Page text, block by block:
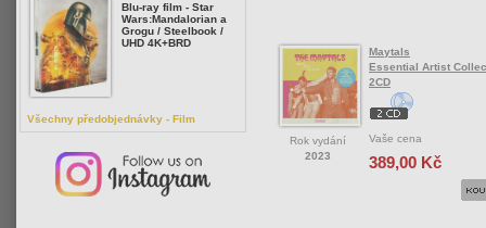
Rok vydání
2023
Maytals
Essential Artist
2CD
Vaše cena
389,00 Kč
Blu-ray film - Star
Wars:Mandalorian a
Grogu / Steelbook /
UHD 4K+BRD
Všechny předobjednávky - Film